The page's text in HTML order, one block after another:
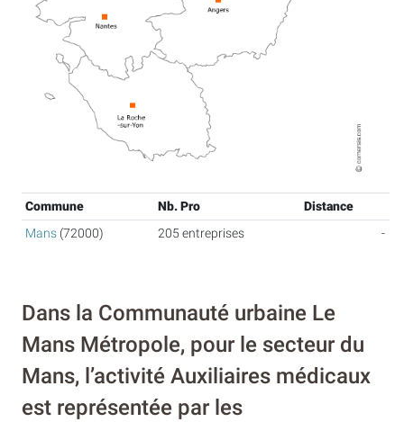
Commune Nb. Pro
Distance
Mans (72000) 205 entreprises -
Dans la Communauté urbaine Le
Mans Métropole, pour le secteur du
Mans, l’activité Auxiliaires médicaux
est représentée par les